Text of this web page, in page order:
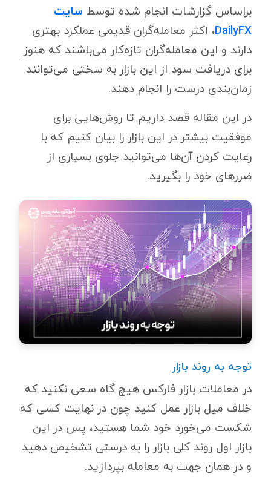
براساس گزارشات انجام شده توسط سایت
DailyFX، اکثر معامله‌گران قدیمی عملکرد بهتری
دارند و این معامله‌گران تازه‌کار می‌باشند که هنوز
برای دریافت سود از این بازار به سختی می‌توانند
زمان‌بندی درست را انجام دهند.
در این مقاله قصد داریم تا روش‌هایی برای
موفقیت بیشتر در این بازار را بیان کنیم که با
رعایت کردن آن‌ها می‌توانید جلوی بسیاری از
ضررهای خود را بگیرید.
توجه به روند بازار
در معاملات بازار فارکس هیچ گاه سعی نکنید که
خلاف میل بازار عمل کنید چون در نهایت کسی که
شکست می‌خورد خود شما هستید، پس در این
بازار اول روند کلی بازار را به درستی تشخیص دهید
و در همان جهت به معامله بپردازید.